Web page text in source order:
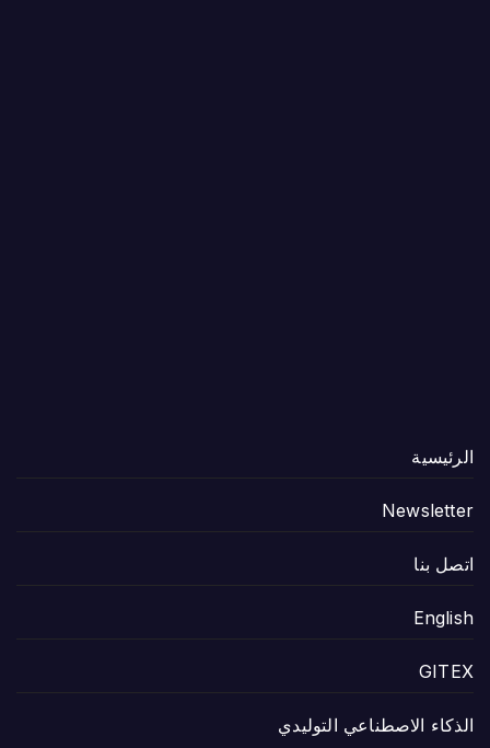
الرئيسية
Newsletter
اتصل بنا
English
GITEX
الذكاء الاصطناعي التوليدي